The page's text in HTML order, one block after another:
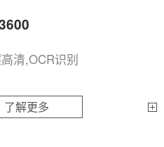
清,OCR识别
了解更多